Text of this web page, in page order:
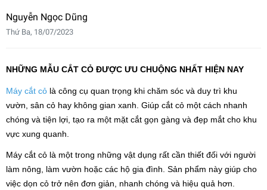
Nguyễn Ngọc Dũng
Thứ Ba, 18/07/2023
NHỮNG MẪU CẮT CỎ ĐƯỢC ƯU CHUỘNG NHẤT HIỆN NAY
Máy cắt cỏ là công cụ quan trọng khi chăm sóc và duy trì khu
vườn, sân cỏ hay không gian xanh. Giúp cắt cỏ một cách nhanh
chóng và tiện lợi, tạo ra một mặt cắt gọn gàng và đẹp mắt cho khu
vực xung quanh.
Máy cắt cỏ là một trong những vật dụng rất cần thiết đối với người
làm nông, làm vườn hoặc các hộ gia đình. Sản phẩm này giúp cho
việc dọn cỏ trở nên đơn giản, nhanh chóng và hiệu quả hơn.